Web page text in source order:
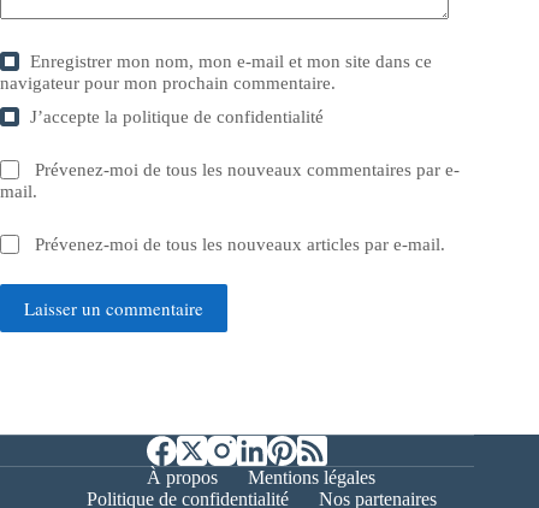
Enregistrer mon nom, mon e-mail et mon site dans ce
navigateur pour mon prochain commentaire.
J’accepte lapolitique de confidentialité
Prévenez-moi de tous les nouveaux commentaires par e-
mail.
Prévenez-moi de tous les nouveaux articles par e-mail.
Laisser un commentaire
À propos
Mentions légales
Politique de confidentialité
Nos partenaires